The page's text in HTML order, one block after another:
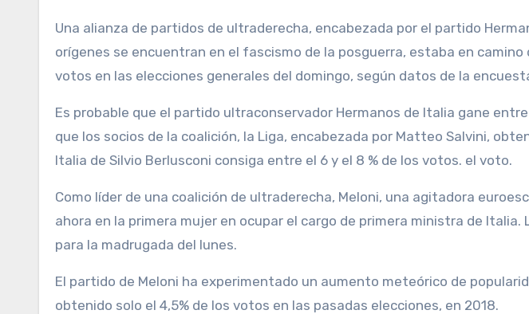
Una alianza de partidos de ultraderecha, encabezada por el partido
orígenes se encuentran en el fascismo de la posguerra, estaba en camino
votos en las elecciones generales del domingo, según datos de la
Es probable que el partido ultraconservador Hermanos de Italia gane
que los socios de la coalición, la Liga, encabezada por Matteo Salvini,
Italia de Silvio Berlusconi consiga entre el 6 y el 8 % de los votos. el voto.
Como líder de una coalición de ultraderecha, Meloni, una agitadora
ahora en la primera mujer en ocupar el cargo de primera ministra de Italia.
para la madrugada del lunes.
El partido de Meloni ha experimentado un aumento meteórico de
obtenido solo el 4,5% de los votos en las pasadas elecciones, en 2018.